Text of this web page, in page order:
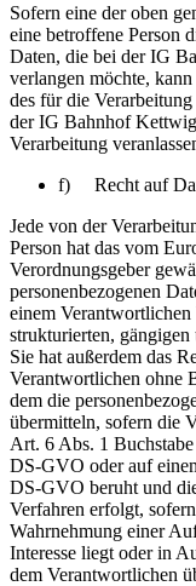
Sofern eine der oben
eine betroffene Person
Daten, die bei der IG
verlangen möchte,
des für die
der IG Bahnhof
Verarbeitung
f) Recht auf
Jede von der
Person hat das vom
Verordnungsgeber
personenbezogenen
einem
strukturierten, gängigen
Sie hat außerdem das
Verantwortlichen ohne
dem die
übermitteln, sofern die
Art. 6 Abs. 1
DS-GVO oder auf
DS-GVO beruht und
Verfahren erfolgt,
Wahrnehmung einer
Interesse liegt oder in
dem Verantwortlichen